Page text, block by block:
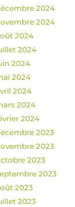
2024
2024
2024
2024
2024
2024
2024
2024
2024
2023
2023
2023
2023
2023
2023